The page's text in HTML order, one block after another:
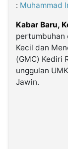
: Muhammad
Kabar Baru,
pertumbuhan
Kecil dan
(GMC) Kediri
unggulan
Jawin.